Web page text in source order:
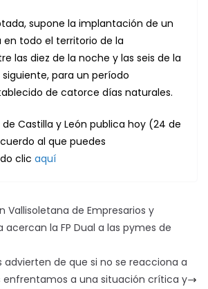
supone la implantación de un
todo el territorio de la
las diez de la noche y las seis de la
para un período
de catorce días naturales.
de Castilla y León publica hoy (24 de
al que puedes
clic aquí
Vallisoletana de Empresarios y
acercan la FP Dual a las pymes de
advierten de que si no se reacciona a
enfrentamos a una situación crítica y